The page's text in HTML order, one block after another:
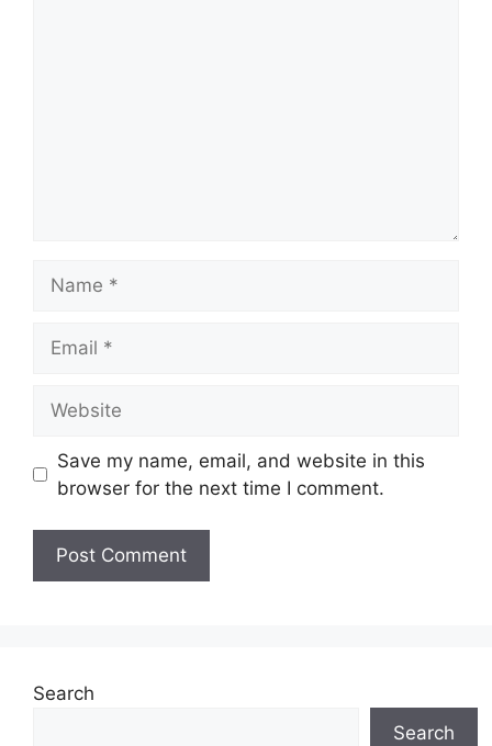
Save my name, email, and website in this
browser for the next time I comment.
Search
Search